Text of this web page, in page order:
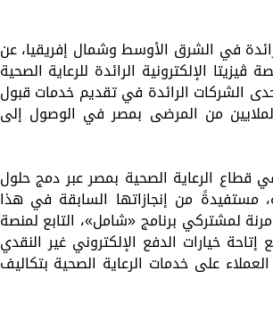
في الشرق الأوسط وشمال إفريقيا، عن
ڤيزيتا الإلكترونية الرائدة للرعاية الصحية
الشركات الرائدة في تقديم خدمات قبول
من المرضى بمصر في الوصول إلى
قطاع الرعاية الصحية بمصر عبر دمج حلول
مستفيدةً من إنجازاتها السابقة في هذا
لمشتركي برنامج «شامل»، التابع لمنصة
خيارات الدفع الإلكتروني غير النقدي
على خدمات الرعاية الصحية بتكاليف